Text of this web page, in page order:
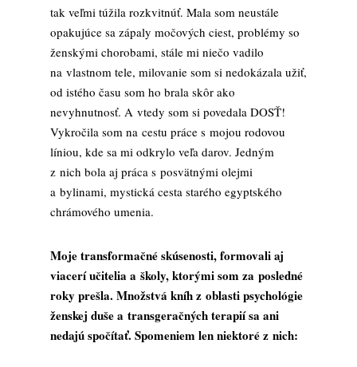
tak veľmi túžila rozkvitnúť. Mala som neustále
opakujúce sa zápaly močových ciest, problémy so
ženskými chorobami, stále mi niečo vadilo
na vlastnom tele, milovanie som si nedokázala užiť,
od istého času som ho brala skôr ako
nevyhnutnosť. A vtedy som si povedala DOSŤ!
Vykročila som na cestu práce s mojou rodovou
líniou, kde sa mi odkrylo veľa darov. Jedným
z nich bola aj práca s posvätnými olejmi
a bylinami, mystická cesta starého egyptského
chrámového umenia.
Moje transformačné skúsenosti, formovali aj
viacerí učitelia a školy, ktorými som za posledné
roky prešla. Množstvá kníh z oblasti psychológie
ženskej duše a transgeračných terapií sa ani
nedajú spočítať. Spomeniem len niektoré z nich: